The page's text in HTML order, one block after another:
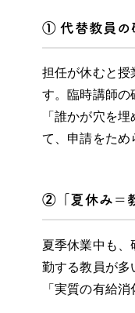
① 代替教員の
担任が休むと授
す。臨時講師の
「誰かが穴を
て、申請をため
②「夏休み＝
夏季休業中も、
勤する教員が多
「実質の有給